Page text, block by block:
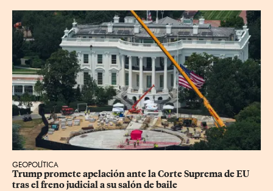
GEOPOLÍTICA
Trump promete apelación ante la Corte Suprema de EU
tras el freno judicial a su salón de baile